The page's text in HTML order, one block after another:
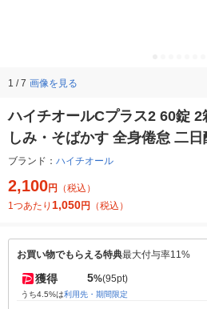
1 / 7 画像を見る
ハイチオールCプラス2 60錠
しみ・そばかす 全身倦怠 二日
ブランド： ハイチオール
2,100円
（税込）
1つあたり 1,050円 （税込）
お買い物でもらえる特典最大付与率11%
獲得 5%(95pt)
うち4.5%は利用先・期間限定